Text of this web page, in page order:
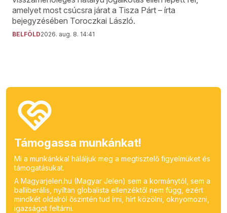
amelyet most csúcsra járat a Tisza Párt – írta
bejegyzésében Toroczkai László.
BELFÖLD2026. aug. 8. 14:41
Támogassa munkánkat!
Mi a munkánkkal háláljuk meg a megtisztelő figyelmüket és
támogatásukat.
A Magyarjelen.hu (Magyar Jelen) sem a kormánytól, sem a
balliberális, nyíltan globalista ellenzéktől nem függ, ezért
mindkét oldalról őszintén tud írni, hírt közölni, oknyomozni,
igazságot feltárni.